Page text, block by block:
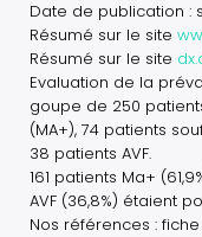
Date de publication :
Résumé sur le site
Résumé sur le site
Evaluation de la
goupe de 250
(MA+), 74 patients
38 patients AVF.
161 patients Ma+
AVF (36,8%) étaient
Nos références :